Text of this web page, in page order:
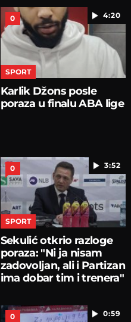
4:20
0
SPORT
Karlik Džons posle
poraza u finalu ABA lige
3:52
0
SPORT
Sekulić otkrio razloge
poraza: "Ni ja nisam
zadovoljan, ali i Partizan
ima dobar tim i trenera"
0:59
0